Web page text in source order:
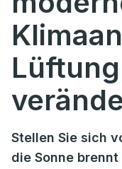
Stellen Sie sich
die Sonne